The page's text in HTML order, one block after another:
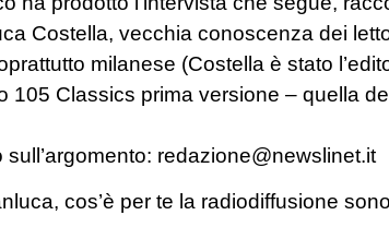
Costella, vecchia conoscenza dei
milanese (Costella è stato
105 Classics prima versione – quella
redazione@newslinet.it
cos’è per te la radiodiffusione